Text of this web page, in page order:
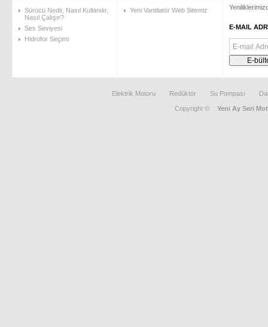
Sürücü Nedir, Nasıl Kullanılır,
Nasıl Çalışır?
Ses Seviyesi
Hidrofor Seçimi
Yeni Vantilatör Web Sitemiz
E-MAIL
Elektrik Motoru Redüktör Su Pompası
Copyright © Yeni Ay Seri